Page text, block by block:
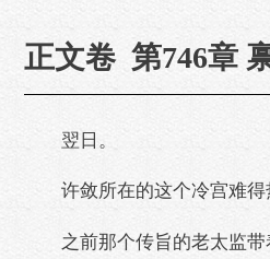
正文卷 第746章
翌日。
许敛所在的这个冷宫难得
之前那个传旨的老太监带